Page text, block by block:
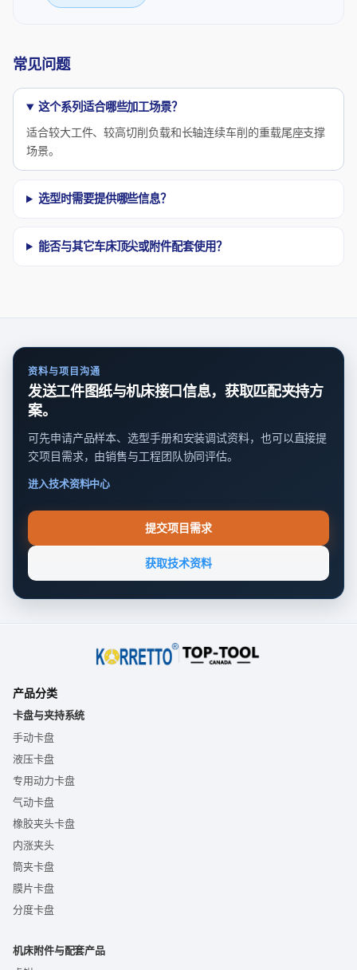
常见问题
这个系列适合哪些加工场景？
适合较大工件、较高切削负载和长轴连续车削的重载尾座支撑
场景。
选型时需要提供哪些信息？
能否与其它车床顶尖或附件配套使用？
资料与项目沟通
发送工件图纸与机床接口信息，获取匹配夹持方
案。
可先申请产品样本、选型手册和安装调试资料，也可以直接提
交项目需求，由销售与工程团队协同评估。
进入技术资料中心
提交项目需求
获取技术资料
产品分类
卡盘与夹持系统
手动卡盘
液压卡盘
专用动力卡盘
气动卡盘
橡胶夹头卡盘
内涨夹头
筒夹卡盘
膜片卡盘
分度卡盘
机床附件与配套产品